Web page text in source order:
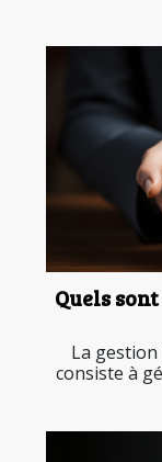
Quels
La
consiste à